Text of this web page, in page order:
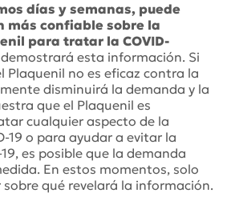
días y semanas, puede
más confiable sobre la
para tratar la COVID-
esta información. Si
Plaquenil no es eficaz contra la
disminuirá la demanda y la
que el Plaquenil es
cualquier aspecto de la
19 o para ayudar a evitar la
es posible que la demanda
En estos momentos, solo
qué revelará la información.